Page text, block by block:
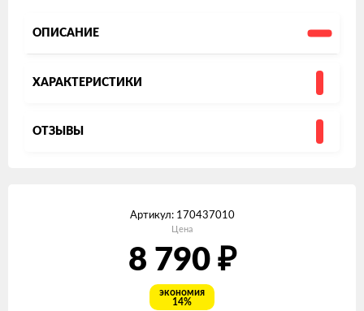
ОПИСАНИЕ
ХАРАКТЕРИСТИКИ
ОТЗЫВЫ
Артикул: 170437010
Цена
8 790 ₽
экономия
14%